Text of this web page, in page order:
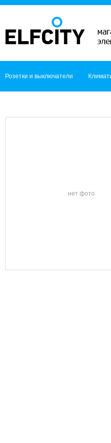
Розетки и выключатели
нет фото